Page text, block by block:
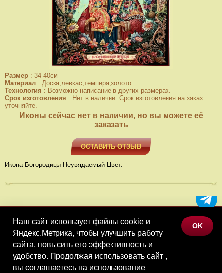
Размер : 34-40см
Материал : Доска,левкас,темпера,золото.
Технология : Возможно написание в других размерах.
Срок изготовления : Нет в наличии. Срок изготовления на заказ
уточняйте.
Иконы сейчас нет в наличии, но вы можете её
заказать
ОСТАВИТЬ ОТЗЫВ
Икона Богородицы Неувядаемый Цвет.
МЕНЮ
КАТАЛОГ ТОВАРОВ
КОНТАКТЫ
Наш сайт использует файлы cookie и
Яндекс.Метрика, чтобы улучшить работу
сайта, повысить его эффективность и
удобство. Продолжая использовать сайт ,
вы соглашаетесь на использование
OK